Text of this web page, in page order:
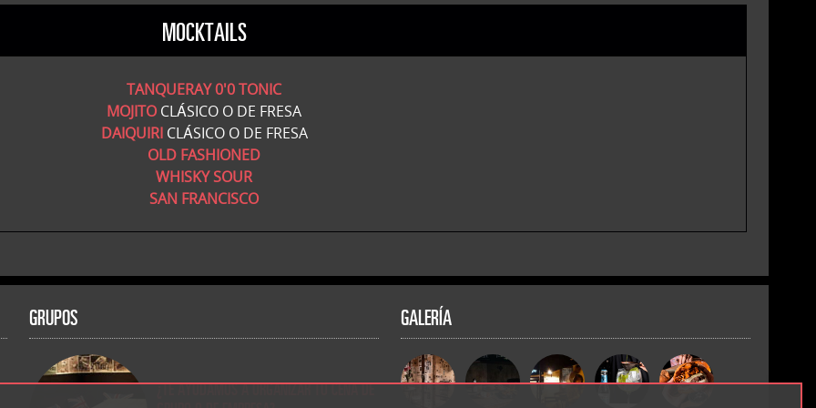
MOCKTAILS
TANQUERAY 0'0 TONIC
MOJITO CLÁSICO O DE FRESA
DAIQUIRICLÁSICO O DE FRESA
OLD FASHIONED
WHISKY SOUR
SAN FRANCISCO
GRUPOS
¿TE AYUDAMOS A ORGANIZAR TU CENA DE
GALERÍA